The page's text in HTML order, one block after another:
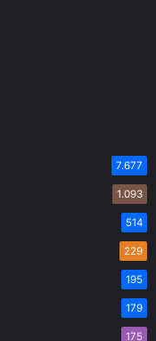
7.677
1.093
514
229
195
179
175